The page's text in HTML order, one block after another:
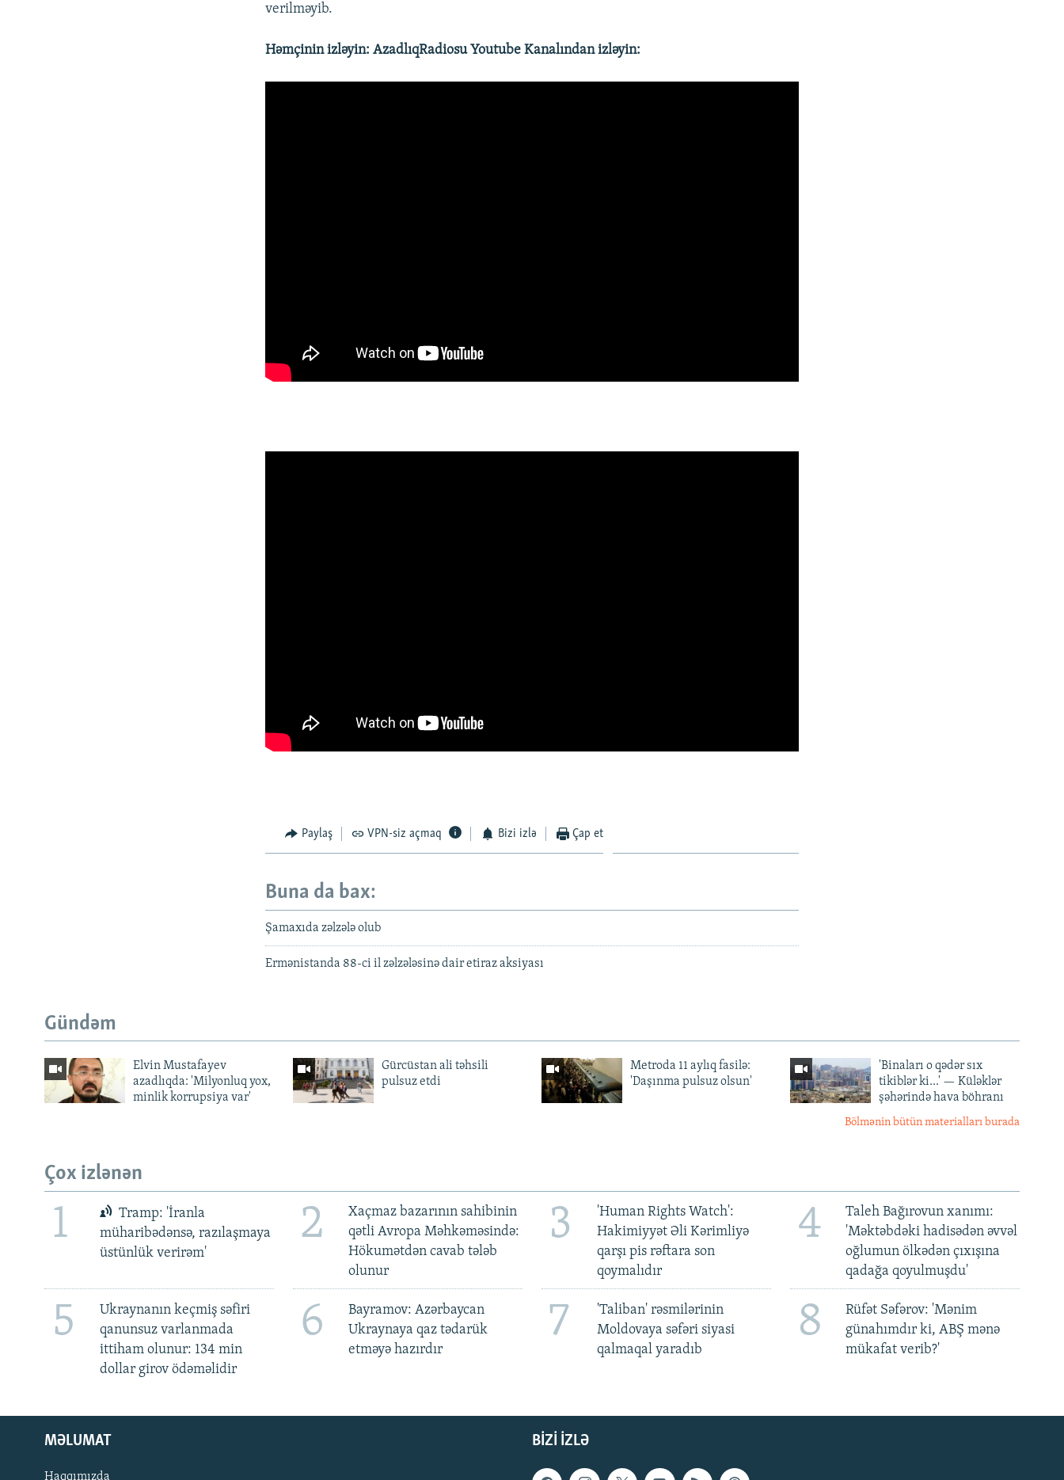
verilməyib.
Həmçinin izləyin: AzadlıqRadiosu Youtube Kanalından izləyin:
Paylaş VPN-siz açmaq Bizi izlə Çap et
Buna da bax:
Şamaxıda zəlzələ olub
Ermənistanda 88-ci il zəlzələsinə dair etiraz aksiyası
Gündəm
Elvin Mustafayev
azadlıqda: 'Milyonluq yox,
minlik korrupsiya var'
Gürcüstan ali təhsili
pulsuz etdi
Metroda 11 aylıq fasilə:
'Daşınma pulsuz olsun'
'Binaları o qədər sıx
tikiblər ki...' — Küləklər
şəhərində hava böhranı
Bölmənin bütün materialları burada
Çox izlənən
1
Tramp: 'İranla
müharibədənsə, razılaşmaya
üstünlük verirəm'
2
Xaçmaz bazarının sahibinin
qətli Avropa Məhkəməsində:
Hökumətdən cavab tələb
olunur
3
'Human Rights Watch':
Hakimiyyət Əli Kərimliyə
qarşı pis rəftara son
qoymalıdır
4
Taleh Bağırovun xanımı:
'Məktəbdəki hadisədən əvvəl
oğlumun ölkədən çıxışına
qadağa qoyulmuşdu'
5
Ukraynanın keçmiş səfiri
qanunsuz varlanmada
ittiham olunur: 134 min
dollar girov ödəməlidir
6
Bayramov: Azərbaycan
Ukraynaya qaz tədarük
etməyə hazırdır
7
'Taliban' rəsmilərinin
Moldovaya səfəri siyasi
qalmaqal yaradıb
8
Rüfət Səfərov: 'Mənim
günahımdır ki, ABŞ mənə
mükafat verib?'
BIZI IZLƏ
MƏLUMAT
Haqqımızda